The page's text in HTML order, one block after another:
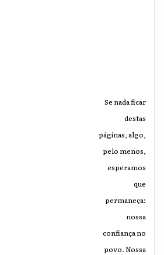
Se nada ficar
destas
páginas, algo,
pelo menos,
esperamos
que
permaneça:
nossa
confiança no
povo. Nossa